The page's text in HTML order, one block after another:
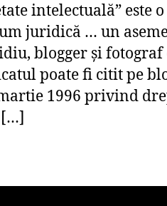
intelectuală” este
juridică … un
blogger şi
poate fi citit pe
1996 privind
[…]